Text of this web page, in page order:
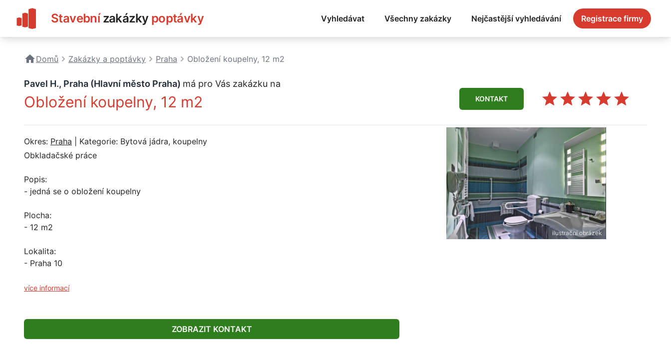
Stavební zakázky poptávky Vyhledávat Všechny zakázky Nejčastější vyhledávání Registrace firmy
Domů Zakázky a poptávky Praha Obložení koupelny, 12 m2
Pavel H., Praha (Hlavní město Praha) má pro Vás zakázku na
Obložení koupelny, 12 m2 KONTAKT
Okres: Praha | Kategorie: Bytová jádra, koupelny
Obkladačské práce
Popis:
- jedná se o obložení koupelny
Plocha:
- 12 m2
Lokalita:
- Praha 10
více informací
ZOBRAZIT KONTAKT
ilustrační obrázek